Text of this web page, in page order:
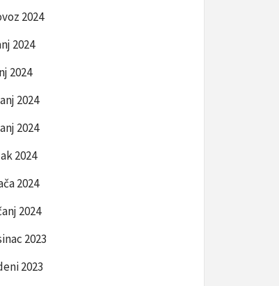
2024
2024
2024
2024
2024
2024
2024
2024
2023
2023